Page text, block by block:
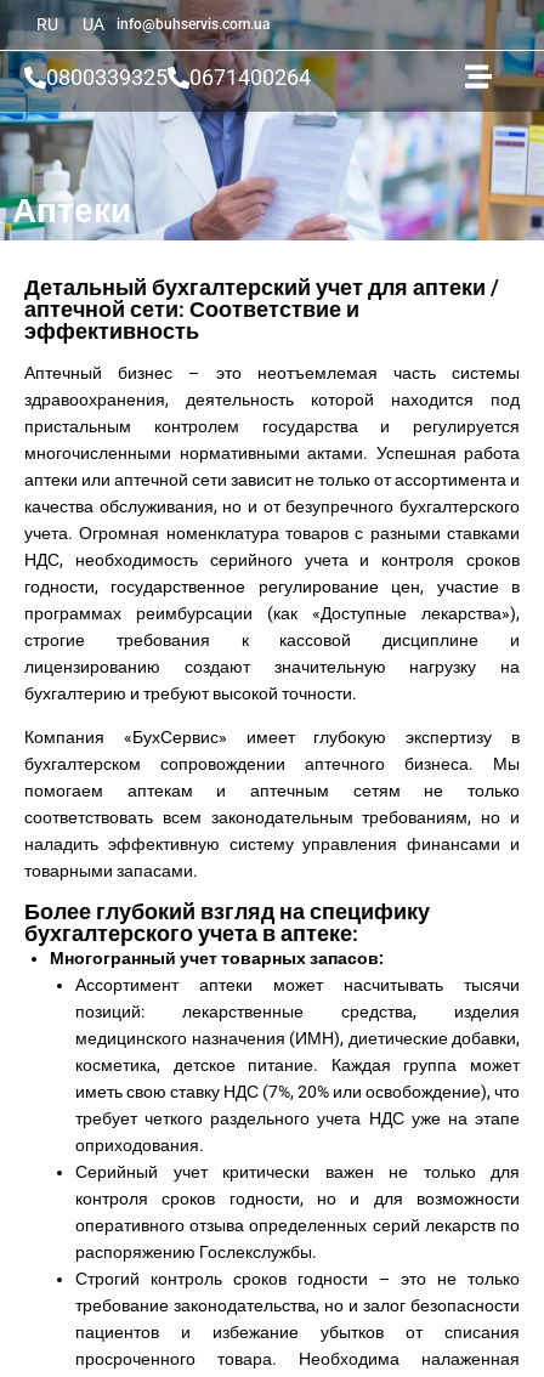
RU UA info@buhservis.com.ua
0800339325 0671400264
Аптеки
Детальный бухгалтерский учет для аптеки /
аптечной сети: Соответствие и
эффективность
Аптечный бизнес – это неотъемлемая часть системы
здравоохранения, деятельность которой находится под
пристальным контролем государства и регулируется
многочисленными нормативными актами. Успешная работа
аптеки или аптечной сети зависит не только от ассортимента и
качества обслуживания, но и от безупречного бухгалтерского
учета. Огромная номенклатура товаров с разными ставками
НДС, необходимость серийного учета и контроля сроков
годности, государственное регулирование цен, участие в
программах реимбурсации (как «Доступные лекарства»),
строгие требования к кассовой дисциплине и
лицензированию создают значительную нагрузку на
бухгалтерию и требуют высокой точности.
Компания «БухСервис» имеет глубокую экспертизу в
бухгалтерском сопровождении аптечного бизнеса. Мы
помогаем аптекам и аптечным сетям не только
соответствовать всем законодательным требованиям, но и
наладить эффективную систему управления финансами и
товарными запасами.
Более глубокий взгляд на специфику
бухгалтерского учета в аптеке:
Многогранный учет товарных запасов:
Ассортимент аптеки может насчитывать тысячи
позиций: лекарственные средства, изделия
медицинского назначения (ИМН), диетические добавки,
косметика, детское питание. Каждая группа может
иметь свою ставку НДС (7%, 20% или освобождение), что
требует четкого раздельного учета НДС уже на этапе
оприходования.
Серийный учет критически важен не только для
контроля сроков годности, но и для возможности
оперативного отзыва определенных серий лекарств по
распоряжению Гослекслужбы.
Строгий контроль сроков годности – это не только
требование законодательства, но и залог безопасности
пациентов и избежание убытков от списания
просроченного товара. Необходима налаженная